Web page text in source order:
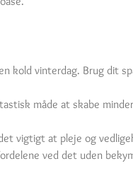
kold vinterdag. Brug dit
måde at skabe
vigtigt at pleje og
ved det uden